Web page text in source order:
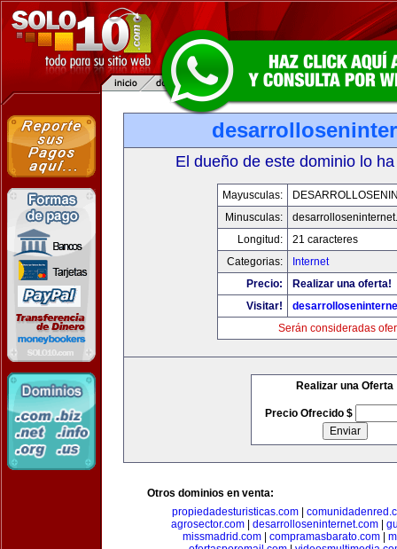
El dueño de este dominio lo
Mayusculas:
Minusculas:
Longitud:
21 caracteres
Categorias:
Internet
Precio:
Realizar una oferta!
Visitar!
Serán consideradas
Realizar una Oferta
Precio Ofrecido $
Otros dominios en venta:
propiedadesturisticas.com|
agrosector.com
desarrolloseninternet.com
missmadrid.com| compramasbarato.com|